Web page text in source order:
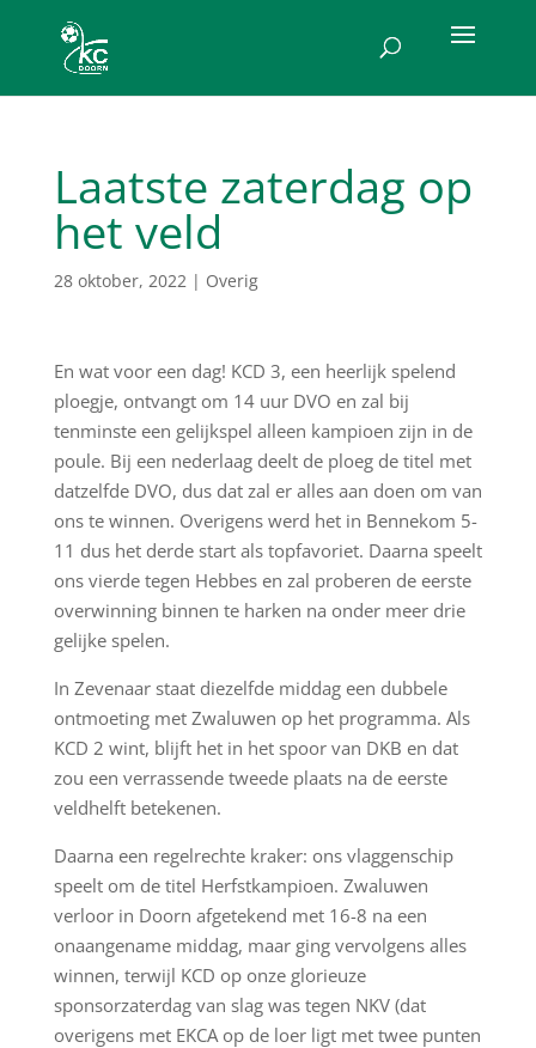
Laatste zaterdag op
het veld
28 oktober, 2022| Overig
En wat voor een dag! KCD 3, een heerlijk spelend
ploegje, ontvangt om 14 uur DVO en zal bij
tenminste een gelijkspel alleen kampioen zijn in de
poule. Bij een nederlaag deelt de ploeg de titel met
datzelfde DVO, dus dat zal er alles aan doen om van
ons te winnen. Overigens werd het in Bennekom 5-
11 dus het derde start als topfavoriet. Daarna speelt
ons vierde tegen Hebbes en zal proberen de eerste
overwinning binnen te harken na onder meer drie
gelijke spelen.
In Zevenaar staat diezelfde middag een dubbele
ontmoeting met Zwaluwen op het programma. Als
KCD 2 wint, blijft het in het spoor van DKB en dat
zou een verrassende tweede plaats na de eerste
veldhelft betekenen.
Daarna een regelrechte kraker: ons vlaggenschip
speelt om de titel Herfstkampioen. Zwaluwen
verloor in Doorn afgetekend met 16-8 na een
onaangename middag, maar ging vervolgens alles
winnen, terwijl KCD op onze glorieuze
sponsorzaterdag van slag was tegen NKV (dat
overigens met EKCA op de loer ligt met twee punten